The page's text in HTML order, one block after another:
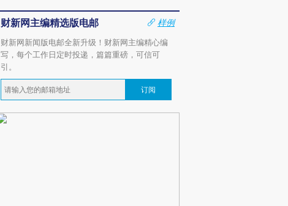
财新网主编精选版电邮
样例
财新网新闻版电邮全新升级！财新网主编精心编
写，每个工作日定时投递，篇篇重磅，可信可
引。
订阅